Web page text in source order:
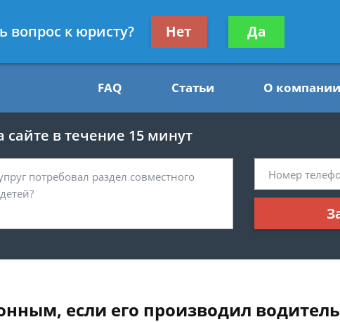
Получите консультацию
бесплатно
FAQ Статьи О компании
в течение 15 минут
если его производил
вопрос к юристу? Нет Да